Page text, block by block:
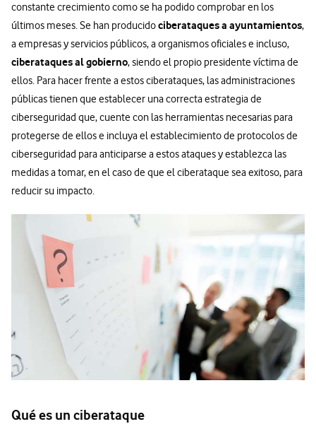
constante crecimiento como se ha podido comprobar en los
últimos meses. Se han producidociberataques a ayuntamientos,
a empresas y servicios públicos, a organismos oficiales e incluso,
ciberataques al gobierno, siendo el propio presidente víctima de
ellos. Para hacer frente a estos ciberataques, las administraciones
públicas tienen que establecer una correcta estrategia de
ciberseguridad que, cuente con las herramientas necesarias para
protegerse de ellos e incluya el establecimiento de protocolos de
ciberseguridad para anticiparse a estos ataques y establezca las
medidas a tomar, en el caso de que el ciberataque sea exitoso, para
reducir su impacto.
Qué es un ciberataque